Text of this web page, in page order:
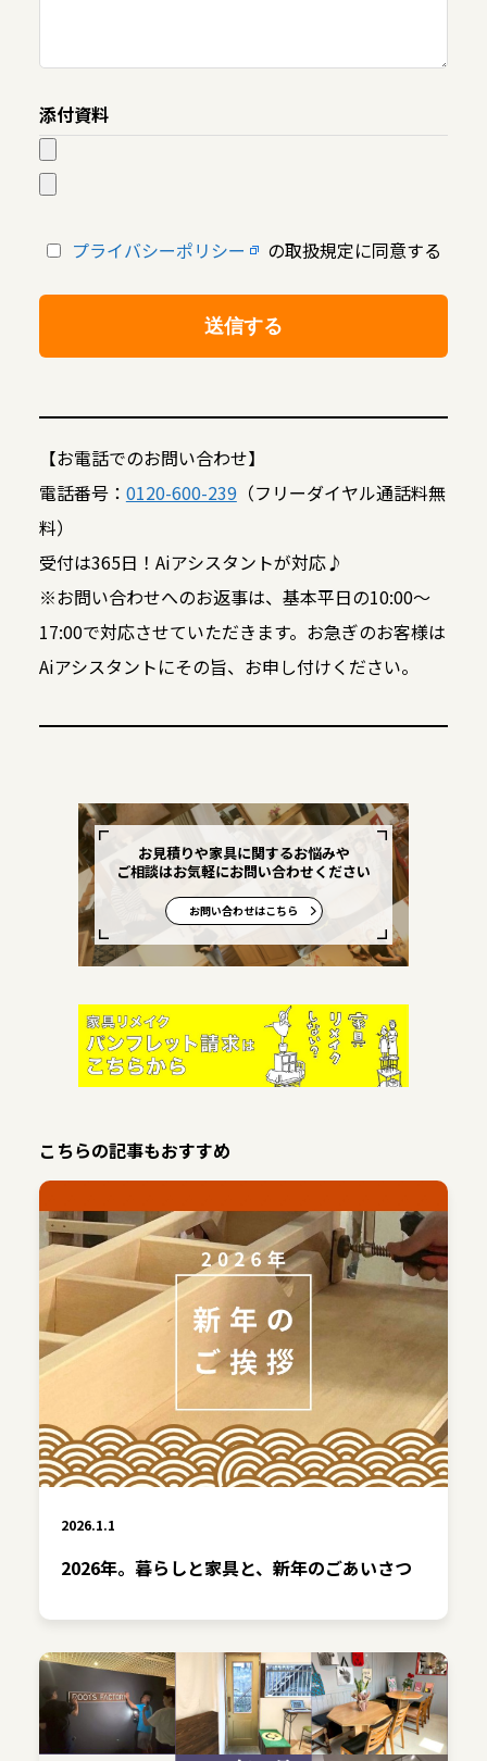
添付資料
プライバシーポリシー の取扱規定に同意する
【お電話でのお問い合わせ】
電話番号： 0120-600-239（フリーダイヤル通話料無
料）
受付は365日！Aiアシスタントが対応♪
※お問い合わせへのお返事は、基本平日の10:00～
17:00で対応させていただきます。お急ぎのお客様は
Aiアシスタントにその旨、お申し付けください。
お見積りや家具に関するお悩みや
ご相談はお気軽にお問い合わせください
お問い合わせはこちら
こちらの記事もおすすめ
2026.1.1
2026年。暮らしと家具と、新年のごあいさつ